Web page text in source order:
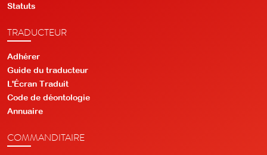
Statuts
TRADUCTEUR
Adhérer
Guide du traducteur
L'Écran Traduit
Code de déontologie
Annuaire
COMMANDITAIRE